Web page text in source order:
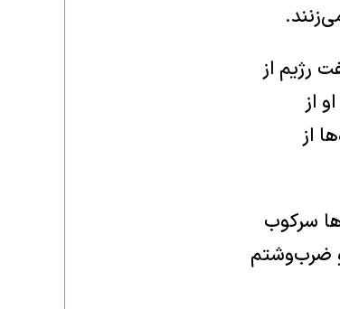
رژیم از
از
از
سرکوب
و ضرب‌وشتم